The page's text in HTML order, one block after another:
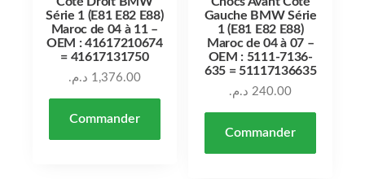
Série 1 (E81 E82 E88)
Maroc de 04 à 11 –
OEM : 41617210674
= 41617131750
1,376.00 د.م.
Commander
Gauche BMW Série
1 (E81 E82 E88)
Maroc de 04 à 07 –
OEM : 5111-7136-
635 = 51117136635
240.00 د.م.
Commander